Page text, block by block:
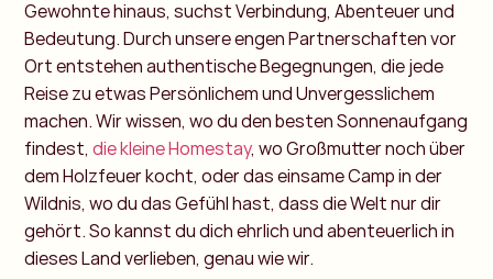
Gewohnte hinaus, suchst Verbindung, Abenteuer und
Bedeutung. Durch unsere engen Partnerschaften vor
Ort entstehen authentische Begegnungen, die jede
Reise zu etwas Persönlichem und Unvergesslichem
machen. Wir wissen, wo du den besten Sonnenaufgang
findest,die kleine Homestay, wo Großmutter noch über
dem Holzfeuer kocht, oder das einsame Camp in der
Wildnis, wo du das Gefühl hast, dass die Welt nur dir
gehört. So kannst du dich ehrlich und abenteuerlich in
dieses Land verlieben, genau wie wir.